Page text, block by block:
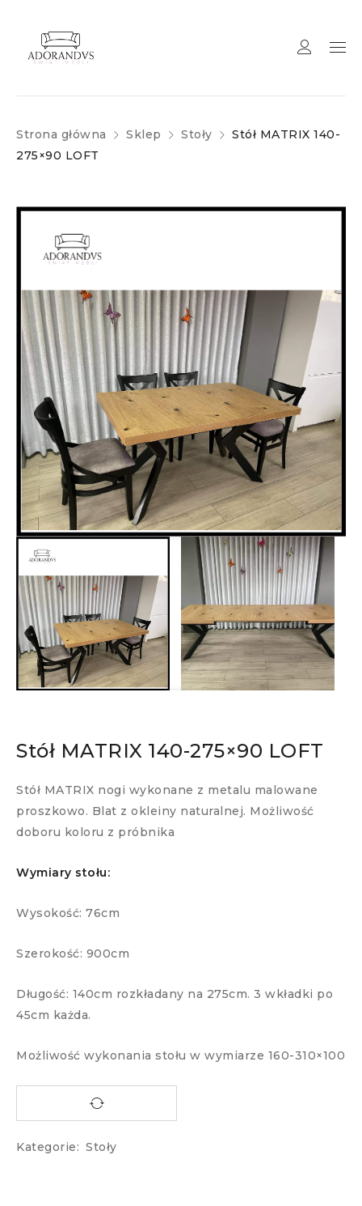
Strona główna Sklep Stoły
Stół MATRIX 140-
275×90 LOFT
Stół MATRIX 140-275×90 LOFT
Stół MATRIX nogi wykonane z metalu malowane
proszkowo. Blat z okleiny naturalnej. Możliwość
doboru koloru z próbnika
Wymiary stołu:
Wysokość: 76cm
Szerokość: 900cm
Długość: 140cm rozkładany na 275cm. 3 wkładki po
45cm każda.
Możliwość wykonania stołu w wymiarze 160-310×100
Kategorie: Stoły